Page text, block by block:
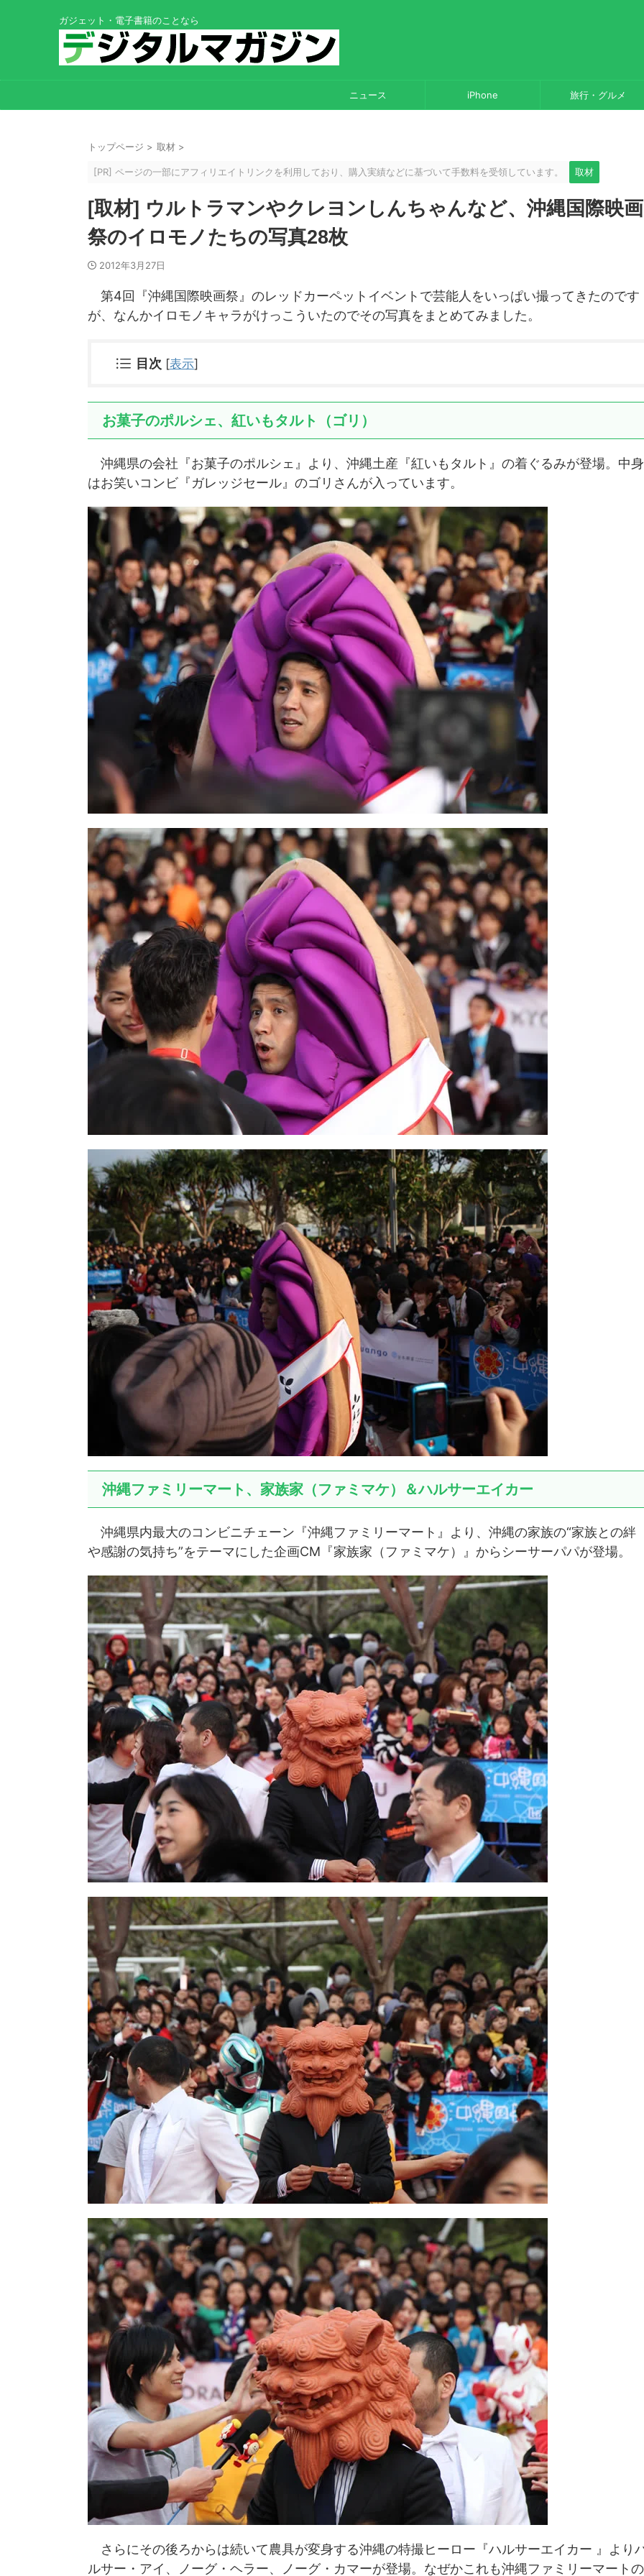
ガジェット・電子書籍のことなら
ニュース iPhone 旅行・グルメ
トップページ > 取材 >
[PR] ページの一部にアフィリエイトリンクを利用しており、購入実績などに基づいて手数料を受領しています。 取材
[取材] ウルトラマンやクレヨンしんちゃんなど、沖縄国際映画
祭のイロモノたちの写真28枚
2012年3月27日
第4回『沖縄国際映画祭』のレッドカーペットイベントで芸能人をいっぱい撮ってきたのです
が、なんかイロモノキャラがけっこういたのでその写真をまとめてみました。
目次 [表示]
お菓子のポルシェ、紅いもタルト（ゴリ）
沖縄県の会社『お菓子のポルシェ』より、沖縄土産『紅いもタルト』の着ぐるみが登場。中身
はお笑いコンビ『ガレッジセール』のゴリさんが入っています。
沖縄ファミリーマート、家族家（ファミマケ）＆ハルサーエイカー
沖縄県内最大のコンビニチェーン『沖縄ファミリーマート』より、沖縄の家族の“家族との絆
や感謝の気持ち”をテーマにした企画CM『家族家（ファミマケ）』からシーサーパパが登場。
さらにその後ろからは続いて農具が変身する沖縄の特撮ヒーロー『ハルサーエイカー 』より
ルサー・アイ、ノーグ・ヘラー、ノーグ・カマーが登場。なぜかこれも沖縄ファミリーマートの